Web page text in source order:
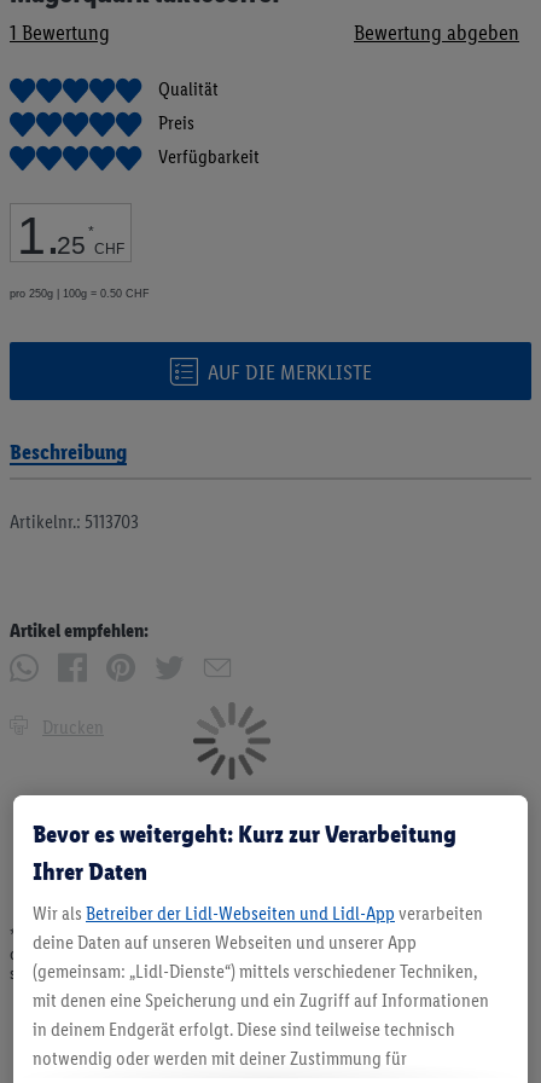
1 Bewertung Bewertung abgeben
Qualität
Preis
Verfügbarkeit
1.25 *
CHF
pro 250g | 100g = 0.50 CHF
AUF DIE MERKLISTE
Bildgalerie
springen
Beschreibung
Artikelnr.: 5113703
Artikel empfehlen:
Drucken
* Angebote solange Vorrat. Abgabe nur in haushaltsüblichen Mengen. Verkauf
ohne Dekoration. Die hier beworbenen Produkte, vor allem NonFood-Produkte,
sind nicht alle dauerhaft im Sortiment. Abbildungen ähnlich.
Bevor es weitergeht: Kurz zur Verarbeitung
Ihrer Daten
Wir als Betreiber der Lidl-Webseiten und Lidl-App verarbeiten
deine Daten auf unseren Webseiten und unserer App
(gemeinsam: „Lidl-Dienste“) mittels verschiedener Techniken,
mit denen eine Speicherung und ein Zugriff auf Informationen
in deinem Endgerät erfolgt. Diese sind teilweise technisch
notwendig oder werden mit deiner Zustimmung für